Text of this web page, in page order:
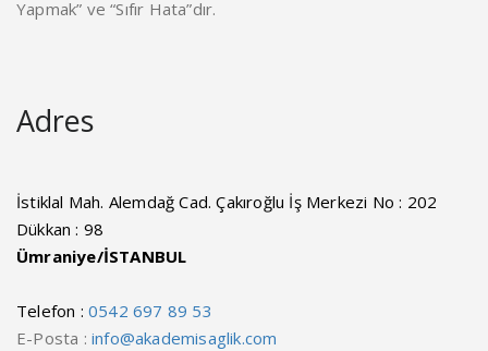
Yapmak” ve “Sıfır Hata”dır.
Adres
İstiklal Mah. Alemdağ Cad. Çakıroğlu İş Merkezi No : 202
Dükkan : 98
Ümraniye/İSTANBUL
Telefon : 0542 697 89 53
E-Posta : info@akademisaglik.com